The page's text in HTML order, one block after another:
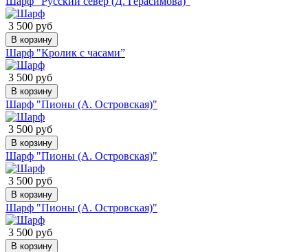
3 500 руб
В корзину
Шарф "Кролик с часами”
3 500 руб
В корзину
Шарф "Пионы (А. Островская)"
3 500 руб
В корзину
Шарф "Пионы (А. Островская)"
3 500 руб
В корзину
Шарф "Пионы (А. Островская)"
3 500 руб
В корзину